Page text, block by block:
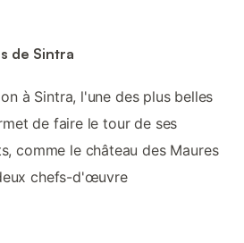
de Sintra
à Sintra, l'une des plus belles
de faire le tour de ses
comme le château des Maures
chefs-d'œuvre